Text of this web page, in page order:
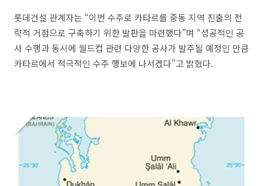
롯데건설 관계자는 “이번 수주로 카타르를 중동 지역 진출의 전
략적 거점으로 구축하기 위한 발판을 마련했다”며 “성공적인 공
사 수행과 동시에 월드컵 관련 다양한 공사가 발주될 예정인 만큼
카타르에서 적극적인 수주 행보에 나서겠다”고 밝혔다.